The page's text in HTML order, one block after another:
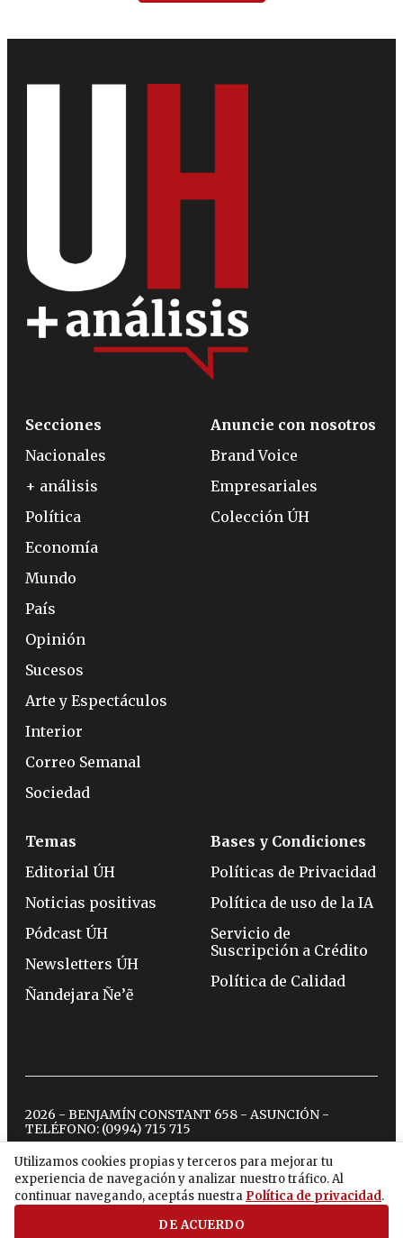
Utilizamos cookies propias y terceros para mejorar tu
experiencia de navegación y analizar nuestro tráfico. Al
continuar navegando, aceptás nuestra Política de privacidad.
DE ACUERDO
Secciones
Nacionales
+ análisis
Política
Economía
Mundo
País
Opinión
Sucesos
Arte y Espectáculos
Interior
Correo Semanal
Sociedad
Anuncie con nosotros
Brand Voice
Empresariales
Colección ÚH
Temas
Editorial ÚH
Noticias positivas
Pódcast ÚH
Newsletters ÚH
Ñandejara Ñe’ẽ
Bases y Condiciones
Políticas de Privacidad
Política de uso de la IA
Servicio de
Suscripción a Crédito
Política de Calidad
2026 - BENJAMÍN CONSTANT 658 - ASUNCIÓN -
TELÉFONO: (0994) 715 715
twitterinstagram
facebook
tiktokyoutubespotify